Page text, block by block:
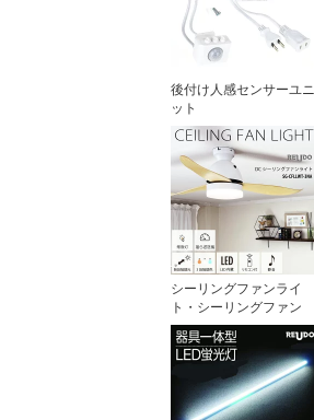
後付け人感センサーユニ
ット
シーリングファンライ
ト・シーリングファン